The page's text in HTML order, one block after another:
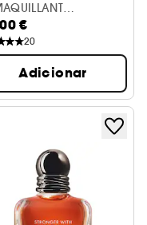
€
20
Adicionar